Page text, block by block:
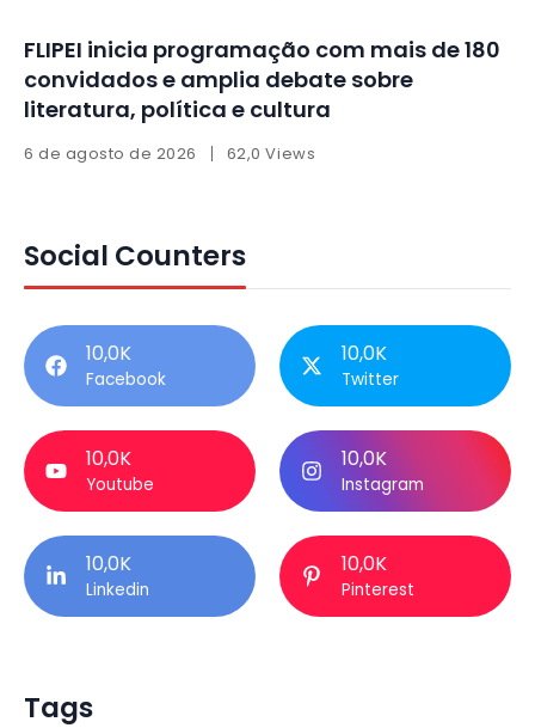
FLIPEI inicia programação com mais de 180
convidados e amplia debate sobre
literatura, política e cultura
6 de agosto de 2026 62,0 Views
Social Counters
10,0K
Facebook
10,0K
Twitter
10,0K
Youtube
10,0K
Instagram
10,0K
Linkedin
10,0K
Pinterest
Tags